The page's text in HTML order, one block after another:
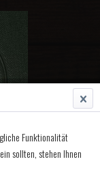
Funktionalität
sollten, stehen Ihnen